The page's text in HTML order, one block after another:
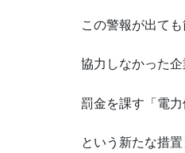
この警報が出ても
協力しなかった企
罰金を課す「電力
という新たな措